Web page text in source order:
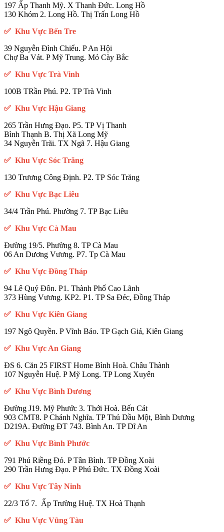
197 Ấp Thanh Mỹ. X Thanh Đức. Long Hồ
130 Khóm 2. Long Hồ. Thị Trấn Long Hồ
✅ Khu Vực Bến Tre
39 Nguyễn Đình Chiểu. P An Hội
Chợ Ba Vát. P Mỹ Trung. Mỏ Cày Bắc
✅ Khu Vực Trà Vinh
100B TRần Phú. P2. TP Trà Vinh
✅ Khu Vực Hậu Giang
265 Trần Hưng Đạo. P5. TP Vị Thanh
Bình Thạnh B. Thị Xã Long Mỹ
34 Nguyễn Trãi. TX Ngã 7. Hậu Giang
✅ Khu Vực Sóc Trăng
130 Trương Công Định. P2. TP Sóc Trăng
✅ Khu Vực Bạc Liêu
34/4 Trần Phú. Phường 7. TP Bạc Liêu
✅ Khu Vực Cà Mau
Đường 19/5. Phường 8. TP Cà Mau
06 An Dương Vương. P7. Tp Cà Mau
✅ Khu Vực Đồng Tháp
94 Lê Quý Đôn. P1. Thành Phố Cao Lãnh
373 Hùng Vương. KP2. P1. TP Sa Đéc, Đồng Tháp
✅ Khu Vực Kiên Giang
197 Ngô Quyền. P Vĩnh Bảo. TP Gạch Giá, Kiên Giang
✅ Khu Vực An Giang
ĐS 6. Căn 25 FIRST Home Bình Hoà. Châu Thành
107 Nguyễn Huệ. P Mỹ Long. TP Long Xuyên
✅ Khu Vực Bình Dương
Đường J19. Mỹ Phước 3. Thới Hoà. Bến Cát
903 CMT8. P Chánh Nghĩa. TP Thủ Dầu Một, Bình Dương
D219A. Đường ĐT 743. Bình An. TP Dĩ An
✅ Khu Vực Bình Phước
791 Phú Riềng Đỏ. P Tân Bình. TP Đồng Xoài
290 Trần Hưng Đạo. P Phú Đức. TX Đồng Xoài
✅ Khu Vực Tây Ninh
22/3 Tổ 7. Ấp Trường Huệ. TX Hoà Thạnh
✅ Khu Vực Vũng Tàu